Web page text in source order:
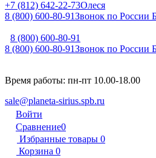
+7 (812) 642-22-73Олеся
8 (800) 600-80-91Звонок по России
8 (800) 600-80-91
8 (800) 600-80-91Звонок по России
Время работы: пн-пт 10.00-18.00
sale@planeta-sirius.spb.ru
Войти
Сравнение0
Избранные товары 0
Корзина 0